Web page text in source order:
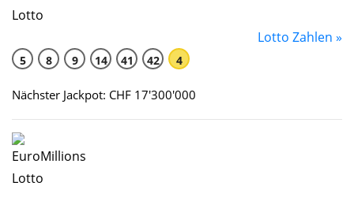
Lotto Zahlen »
5 8 9 14 41 42 4
Nächster Jackpot: CHF 17'300'000